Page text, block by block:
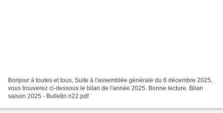
Bonjour à toutes et tous, Suite à l'assemblée générale du 6 décembre 2025,
vous trouverez ci-dessous le bilan de l'année 2025. Bonne lecture. Bilan
saison 2025 - Bulletin n22.pdf